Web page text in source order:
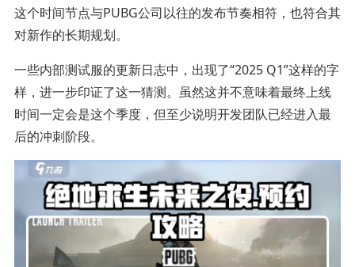
这个时间节点与PUBG公司以往的发布节奏相符，也符合其
对新作的长期规划。
一些内部测试服的更新日志中，出现了“2025 Q1”这样的字
样，进一步印证了这一猜测。虽然这并不意味着最终上线
时间一定会是这个季度，但至少说明开发团队已经进入最
后的冲刺阶段。